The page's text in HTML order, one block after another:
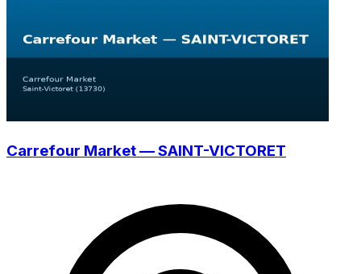
Carrefour Market — SAINT-VICTORET